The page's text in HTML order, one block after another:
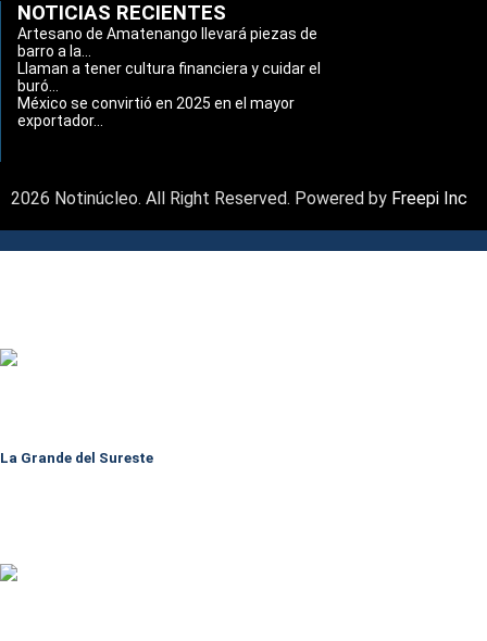
NOTICIAS RECIENTES
Artesano de Amatenango llevará piezas de
barro a la...
Llaman a tener cultura financiera y cuidar el
buró...
México se convirtió en 2025 en el mayor
exportador...
2026 Notinúcleo. All Right Reserved. Powered by Freepi Inc
La Grande del Sureste